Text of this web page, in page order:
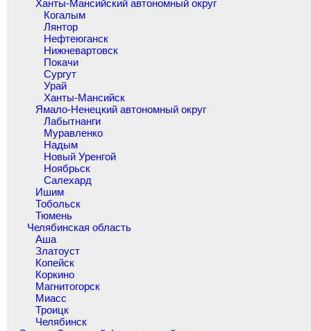
Ханты-Мансийский автономный округ
Когалым
Лянтор
Нефтеюганск
Нижневартовск
Покачи
Сургут
Урай
Ханты-Мансийск
Ямало-Ненецкий автономный округ
Лабытнанги
Муравленко
Надым
Новый Уренгой
Ноябрьск
Салехард
Ишим
Тобольск
Тюмень
Челябинская область
Аша
Златоуст
Копейск
Коркино
Магнитогорск
Миасс
Троицк
Челябинск